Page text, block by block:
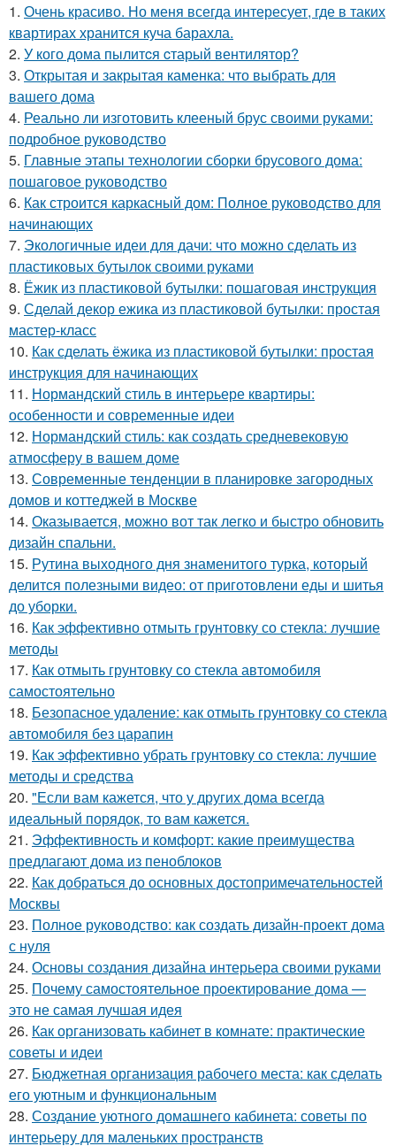
1. Очень красиво. Но меня всегда интересует, где в таких
квартирах хранится куча барахла.
2. У кого дома пылитcя cтарый вентилятор?
3. Открытая и закрытая каменка: что выбрать для
вашего дома
4. Реально ли изготовить клееный брус своими руками:
подробное руководство
5. Главные этапы технологии сборки брусового дома:
пошаговое руководство
6. Как строится каркасный дом: Полное руководство для
начинающих
7. Экологичные идеи для дачи: что можно сделать из
пластиковых бутылок своими руками
8. Ёжик из пластиковой бутылки: пошаговая инструкция
9. Сделай декор ежика из пластиковой бутылки: простая
мастер-класс
10. Как сделать ёжика из пластиковой бутылки: простая
инструкция для начинающих
11. Нормандский стиль в интерьере квартиры:
особенности и современные идеи
12. Нормандский стиль: как создать средневековую
атмосферу в вашем доме
13. Современные тенденции в планировке загородных
домов и коттеджей в Москве
14. Оказывается, можно вот так легко и быстро обновить
дизайн спальни.
15. Рутина выходного дня знаменитого турка, который
делится полезными видео: от приготовлени еды и шитья
до уборки.
16. Как эффективно отмыть грунтовку со стекла: лучшие
методы
17. Как отмыть грунтовку со стекла автомобиля
самостоятельно
18. Безопасное удаление: как отмыть грунтовку со стекла
автомобиля без царапин
19. Как эффективно убрать грунтовку со стекла: лучшие
методы и средства
20. "Если вам кажется, что у других дома всегда
идеальный порядок, то вам кажется.
21. Эффективность и комфорт: какие преимущества
предлагают дома из пеноблоков
22. Как добраться до основных достопримечательностей
Москвы
23. Полное руководство: как создать дизайн-проект дома
с нуля
24. Основы создания дизайна интерьера своими руками
25. Почему самостоятельное проектирование дома —
это не самая лучшая идея
26. Как организовать кабинет в комнате: практические
советы и идеи
27. Бюджетная организация рабочего места: как сделать
его уютным и функциональным
28. Создание уютного домашнего кабинета: советы по
интерьеру для маленьких пространств